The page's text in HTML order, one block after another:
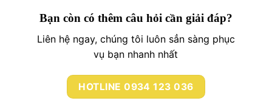
Bạn còn có thêm câu hỏi cần giải đáp?
Liên hệ ngay, chúng tôi luôn sẳn sàng phục
vụ bạn nhanh nhất
HOTLINE 0934 123 036